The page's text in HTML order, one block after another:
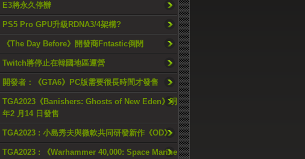
E3將永久停辦
PS5 Pro GPU升級RDNA3/4架構?
《The Day Before》開發商Fntastic倒閉
Twitch將停止在韓國地區運營
開發者：《GTA6》PC版需要很長時間才發售
TGA2023《Banishers: Ghosts of New Eden》明
年2 月14 日發售
TGA2023 : 小島秀夫與微軟共同研發新作《OD》
TGA2023 : 《Warhammer 40,000: Space Marine